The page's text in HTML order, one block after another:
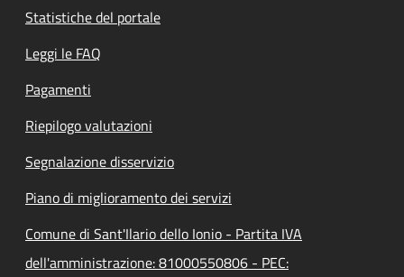
Statistiche del portale
Leggi le FAQ
Pagamenti
Riepilogo valutazioni
Segnalazione disservizio
Piano di miglioramento dei servizi
Comune di Sant'Ilario dello Ionio - Partita IVA
dell'amministrazione: 81000550806 - PEC: